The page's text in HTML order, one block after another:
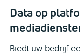
Data op
Biedt uw bedrijf